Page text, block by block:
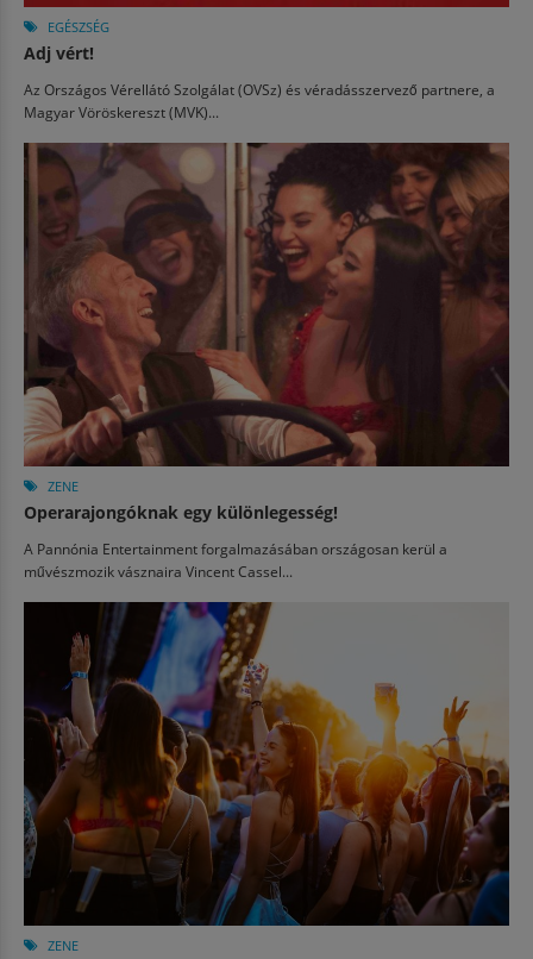
EGÉSZSÉG
Adj vért!
Az Országos Vérellátó Szolgálat (OVSz) és véradásszervező partnere, a
Magyar Vöröskereszt (MVK)...
ZENE
Operarajongóknak egy különlegesség!
A Pannónia Entertainment forgalmazásában országosan kerül a
művészmozik vásznaira Vincent Cassel...
ZENE